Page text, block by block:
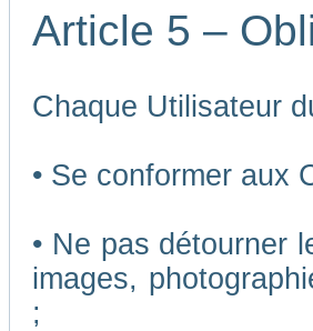
Article 5 –
Chaque Utilisateur
• Se conformer aux
• Ne pas détourner
images,
;